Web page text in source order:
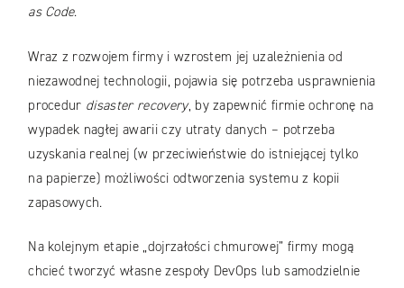
as Code.
Wraz z rozwojem firmy i wzrostem jej uzależnienia od
niezawodnej technologii, pojawia się potrzeba usprawnienia
procedur disaster recovery, by zapewnić firmie ochronę na
wypadek nagłej awarii czy utraty danych – potrzeba
uzyskania realnej (w przeciwieństwie do istniejącej tylko
na papierze) możliwości odtworzenia systemu z kopii
zapasowych.
Na kolejnym etapie „dojrzałości chmurowej” firmy mogą
chcieć tworzyć własne zespoły DevOps lub samodzielnie